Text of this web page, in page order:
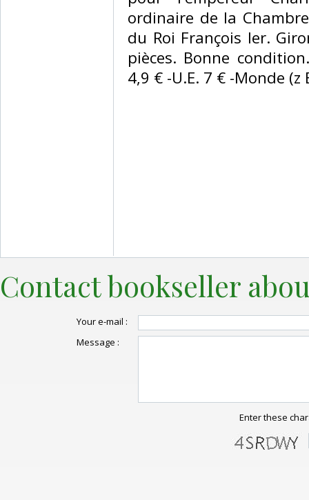
ordinaire de la
du Roi François Ier.
pièces. Bonne
4,9 € -U.E. 7 € -Monde (z
Contact bookseller
Your e-mail :
Message :
Enter these